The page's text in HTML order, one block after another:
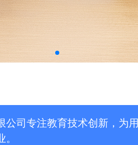
公司专注教育技术创新，为